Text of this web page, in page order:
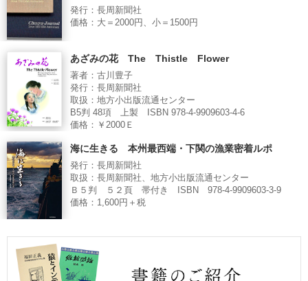
発行：長周新聞社
価格：大＝2000円、小＝1500円
あざみの花 The Thistle Flower
著者：古川豊子
発行：長周新聞社
取扱：地方小出版流通センター
B5判 48項 上製 ISBN 978-4-9909603-4-6
価格：￥2000Ｅ
海に生きる 本州最西端・下関の漁業密着ルポ
発行：長周新聞社
取扱：長周新聞社、地方小出版流通センター
Ｂ５判 ５２頁 帯付き ISBN 978-4-9909603-3-9
価格：1,600円＋税